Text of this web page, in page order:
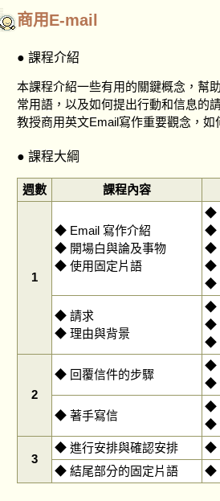
商用E-mail
● 課程介紹
本課程介紹一些有用的關鍵概念，幫
常用語，以及如何提出行動和信息的
教授商用英文Email寫作重要觀念，如
● 課程大綱
週數 課程內容
1
◆ Email 寫作介紹
◆ 開場白與論及事物
◆ 使用固定片語
◆
◆
◆
◆
◆
◆ 請求
◆ 理由與背景
◆
◆
◆
2
◆ 回覆信件的步驟
◆
◆
◆ 著手寫信
◆
◆
3
◆ 進行安排與確認安排
◆
◆ 結尾部分的固定片語
◆